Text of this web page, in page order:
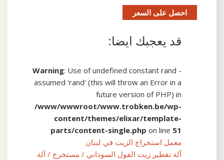
احصل على السعر
قد يعجبك ايضا:
Warning: Use of undefined constant rand -
assumed 'rand' (this will throw an Error in a
future version of PHP) in
/www/wwwroot/www.trobken.be/wp-
content/themes/elixar/template-
parts/content-single.php on line 51
معمل استخراج الزيت في لبنان
آلة تقطير زيت الفول السوداني / مستخرج / آلة